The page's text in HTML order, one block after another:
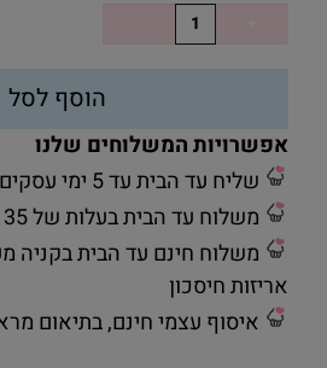
הוסף לסל
אפשרויות המשלוחים שלנו
שליח עד הבית עד 5 ימי עסקים
משלוח עד הבית בעלות של 35 ₪
אריזות חיסכון
איסוף עצמי חינם, בתיאום